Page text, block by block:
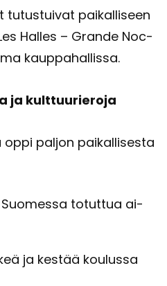
tu­tus­tui­vat pai­kal­li­seen
Hal­les – Gran­de Noc­
kaup­pa­hal­lis­sa.
ja kult­tuu­rie­ro­ja
pal­jon pai­kal­li­ses­ta
to­tut­tua ai­
ja kes­tää kou­lus­sa